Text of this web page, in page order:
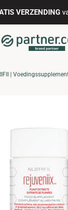
VERZENDING
|